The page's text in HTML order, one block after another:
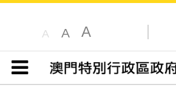
A A A
目錄